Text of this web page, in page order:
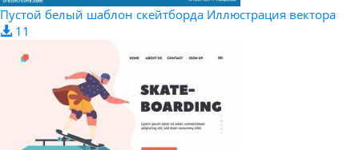
Пустой белый шаблон скейтборда Иллюстрация вектора
11